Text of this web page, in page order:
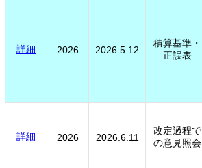
詳細 2026 2026.5.12
積算基準・
正誤表
詳細 2026 2026.6.11
改定過程で
の意見照会